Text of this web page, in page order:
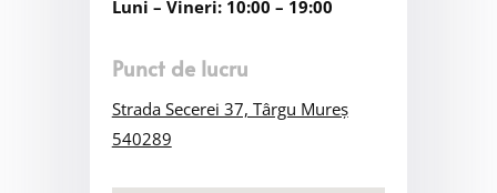
Luni – Vineri: 10:00 – 19:00
Punct de lucru
Strada Secerei 37, Târgu Mureș
540289